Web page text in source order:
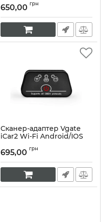
Артикул:10023
650,00 грн
Сканер-адаптер Vgate
iCar2 Wi-Fi Android/IOS
695,00 грн